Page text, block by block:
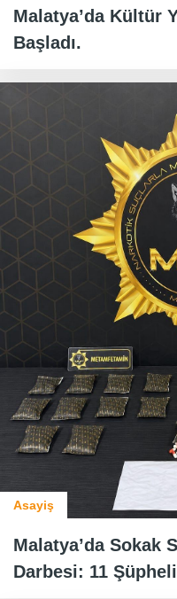
Malatya’da Kültür
Başladı.
Asayiş
Malatya’da Sokak
Darbesi: 11